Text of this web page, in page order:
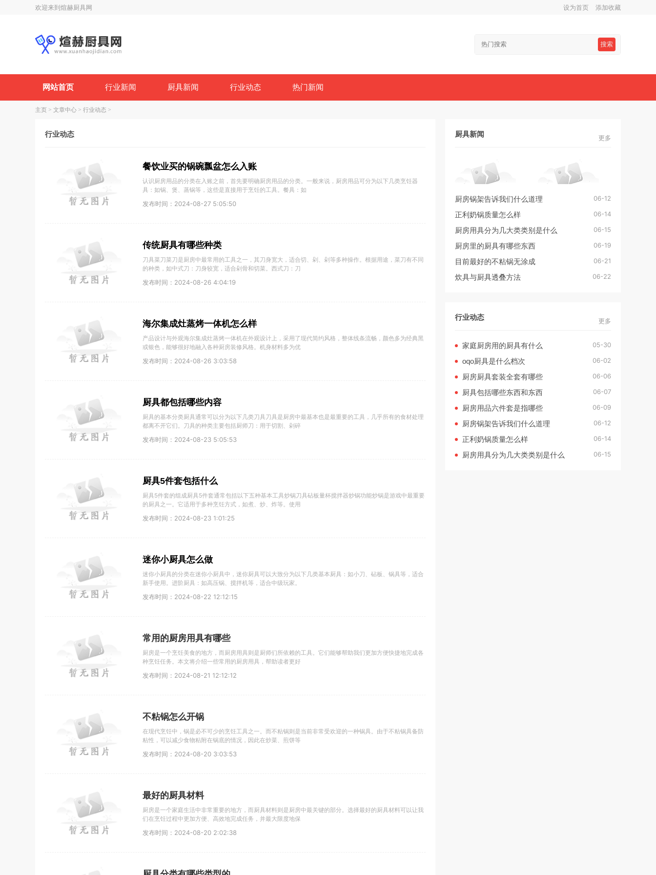
欢迎来到煊赫厨具网 设为首页 添加收藏
搜索
网站首页 行业新闻 厨具新闻 行业动态 热门新闻
主页 > 文章中心 > 行业动态 >
行业动态
餐饮业买的锅碗瓢盆怎么入账
认识厨房用品的分类在入账之前，首先要明确厨房用品的分类。一般来说，厨房用品可分为以下几类烹饪器
具：如锅、煲、蒸锅等，这些是直接用于烹饪的工具。餐具：如
发布时间：2024-08-27 5:05:50
传统厨具有哪些种类
刀具菜刀菜刀是厨房中最常用的工具之一，其刀身宽大，适合切、剁、剁等多种操作。根据用途，菜刀有不同
的种类，如中式刀：刀身较宽，适合剁骨和切菜。西式刀：刀
发布时间：2024-08-26 4:04:19
海尔集成灶蒸烤一体机怎么样
产品设计与外观海尔集成灶蒸烤一体机在外观设计上，采用了现代简约风格，整体线条流畅，颜色多为经典黑
或银色，能够很好地融入各种厨房装修风格。机身材料多为优
发布时间：2024-08-26 3:03:58
厨具都包括哪些内容
厨具的基本分类厨具通常可以分为以下几类刀具刀具是厨房中最基本也是最重要的工具，几乎所有的食材处理
都离不开它们。刀具的种类主要包括厨师刀：用于切割、剁碎
发布时间：2024-08-23 5:05:53
厨具5件套包括什么
厨具5件套的组成厨具5件套通常包括以下五种基本工具炒锅刀具砧板量杯搅拌器炒锅功能炒锅是游戏中最重要
的厨具之一。它适用于多种烹饪方式，如煮、炒、炸等。使用
发布时间：2024-08-23 1:01:25
迷你小厨具怎么做
迷你小厨具的分类在迷你小厨具中，迷你厨具可以大致分为以下几类基本厨具：如小刀、砧板、锅具等，适合
新手使用。进阶厨具：如高压锅、搅拌机等，适合中级玩家。
发布时间：2024-08-22 12:12:15
常用的厨房用具有哪些
厨房是一个烹饪美食的地方，而厨房用具则是厨师们所依赖的工具。它们能够帮助我们更加方便快捷地完成各
种烹饪任务。本文将介绍一些常用的厨房用具，帮助读者更好
发布时间：2024-08-21 12:12:12
不粘锅怎么开锅
在现代烹饪中，锅是必不可少的烹饪工具之一。而不粘锅则是当前非常受欢迎的一种锅具。由于不粘锅具备防
粘性，可以减少食物粘附在锅底的情况，因此在炒菜、煎饼等
发布时间：2024-08-20 3:03:53
最好的厨具材料
厨房是一个家庭生活中非常重要的地方，而厨具材料则是厨房中最关键的部分。选择最好的厨具材料可以让我
们在烹饪过程中更加方便、高效地完成任务，并最大限度地保
发布时间：2024-08-20 2:02:38
厨具新闻 更多
厨房锅架告诉我们什么道理 06-12
正利奶锅质量怎么样 06-14
厨房用具分为几大类类别是什么 06-15
厨房里的厨具有哪些东西 06-19
目前最好的不粘锅无涂成 06-21
炊具与厨具透叠方法 06-22
行业动态 更多
家庭厨房用的厨具有什么 05-30
oqo厨具是什么档次 06-02
厨房厨具套装全套有哪些 06-06
厨具包括哪些东西和东西 06-07
厨房用品六件套是指哪些 06-09
厨房锅架告诉我们什么道理 06-12
正利奶锅质量怎么样 06-14
厨房用具分为几大类类别是什么 06-15